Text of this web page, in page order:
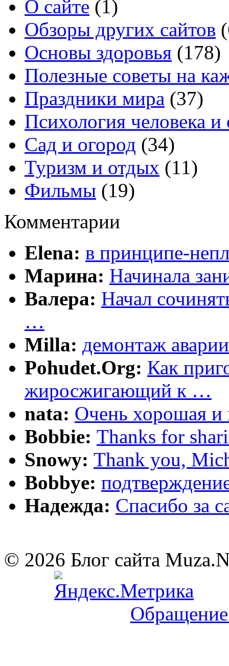
О сайте (1)
Обзоры других сайтов
Основы здоровья (178)
Полезные советы на
Праздники мира (37)
Психология человека
Сад и огород (34)
Туризм и отдых (11)
Фильмы (19)
Комментарии
Elena: в принципе-
Марина: Начинала
Валера: Начал
…
Milla: демонтаж
Pohudet.Org: Как
жиросжигающий к …
nata: Очень хорошая и
Bobbie: Thanks for
Snowy: Thank you,
Bobbye:
Надежда: Cпасибо за
© 2026 Блог сайта
Обращение